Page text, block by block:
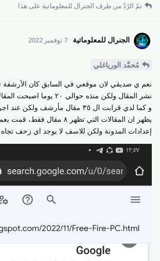
تمّ الرّدّ من طرف الجنرال للمعلوماتية على هذا
الجنرال للمعلوماتية 7 نوفمبر 2022
مُحمَّد الورياغلي
نعم ي صديقي لان موقعي في السابق كان الأرشفة
نشر المقال ولكن منذه حوالي ٢٠
و كما لدي قرابت ال ٣٥ مقال مأرشف
يظهر ان المقالات التي تظهر ٨
إعدادات المدونة ولكن للاسف لا يوجد اي زحف تجاه